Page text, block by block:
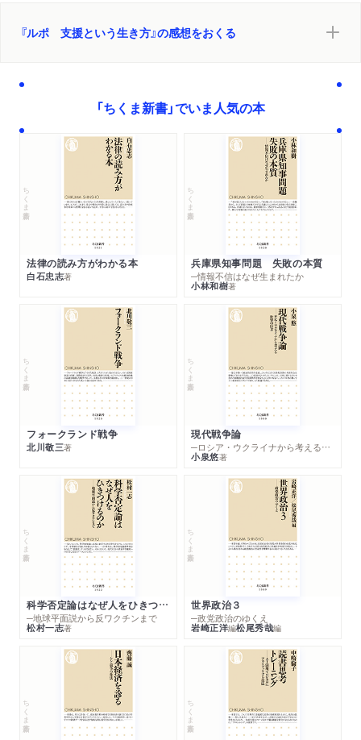
『ルポ 支援という生き方』の感想をおくる
「ちくま新書」でいま人気の本
ちくま新書
法律の読み方がわかる本
白石忠志著
ちくま新書
兵庫県知事問題 失敗の本質
─情報不信はなぜ生まれたか
小林和樹著
ちくま新書
フォークランド戦争
北川敬三著
ちくま新書
現代戦争論
─ロシア・ウクライナから考える世界の行方
小泉悠著
ちくま新書
科学否定論はなぜ人をひきつけるのか
─地球平面説から反ワクチンまで
松村一志著
ちくま新書
世界政治３
─政党政治のゆくえ
岩崎正洋編松尾秀哉編
ちくま新書 ちくま新書